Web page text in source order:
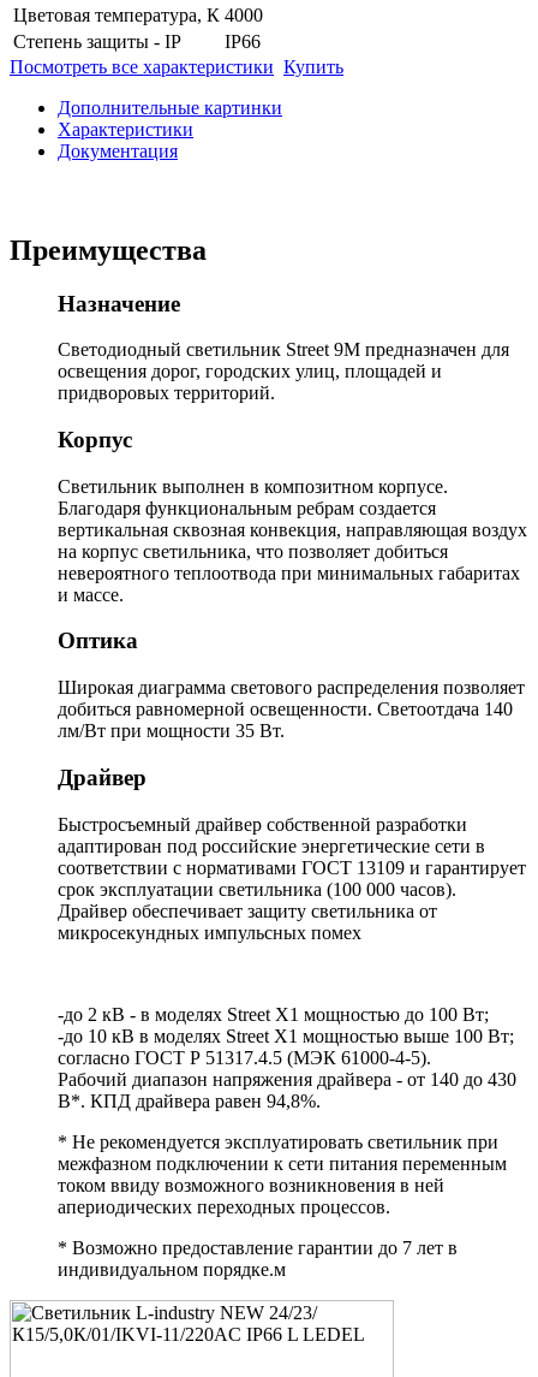
Цветовая температура, К 4000
Степень защиты - IP
IP66
Посмотреть все характеристики Купить
Дополнительные картинки
Характеристики
Документация
Преимущества
Назначение
Светодиодный светильник Street 9M предназначен для
освещения дорог, городских улиц, площадей и
придворовых территорий.
Корпус
Светильник выполнен в композитном корпусе.
Благодаря функциональным ребрам создается
вертикальная сквозная конвекция, направляющая воздух
на корпус светильника, что позволяет добиться
невероятного теплоотвода при минимальных габаритах
и массе.
Оптика
Широкая диаграмма светового распределения позволяет
добиться равномерной освещенности. Светоотдача 140
лм/Вт при мощности 35 Вт.
Драйвер
Быстросъемный драйвер собственной разработки
адаптирован под российские энергетические сети в
соответствии с нормативами ГОСТ 13109 и гарантирует
срок эксплуатации светильника (100 000 часов).
Драйвер обеспечивает защиту светильника от
микросекундных импульсных помех
-до 2 кВ - в моделях Street X1 мощностью до 100 Вт;
-до 10 кВ в моделях Street X1 мощностью выше 100 Вт;
согласно ГОСТ Р 51317.4.5 (МЭК 61000-4-5).
Рабочий диапазон напряжения драйвера - от 140 до 430
В*. КПД драйвера равен 94,8%.
* Не рекомендуется эксплуатировать светильник при
межфазном подключении к сети питания переменным
током ввиду возможного возникновения в ней
апериодических переходных процессов.
* Возможно предоставление гарантии до 7 лет в
индивидуальном порядке.м